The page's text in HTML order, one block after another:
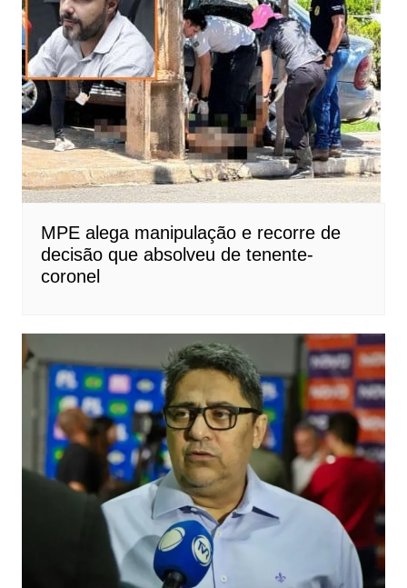
MPE alega manipulação e recorre de
decisão que absolveu de tenente-
coronel